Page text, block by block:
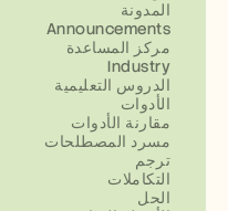
المدونة
Announcements
مركز المساعدة
Industry
الدروس التعليمية
الأدوات
مقارنة الأدوات
مسرد المصطلحات
ترجم
التكاملات
الحل